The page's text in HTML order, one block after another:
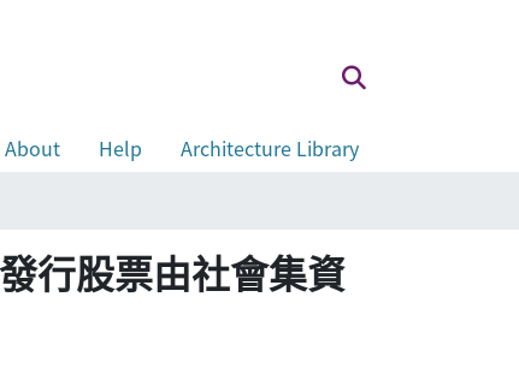
About Help
Architecture Library
行股票由社會集資